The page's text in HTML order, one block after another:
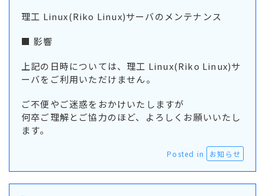
理工 Linux(Riko Linux)サーバのメンテナンス
■ 影響
上記の日時については、理工 Linux(Riko Linux)サ
ーバをご利用いただけません。
ご不便やご迷惑をおかけいたしますが
何卒ご理解とご協力のほど、よろしくお願いいたし
ます。
Posted in お知らせ